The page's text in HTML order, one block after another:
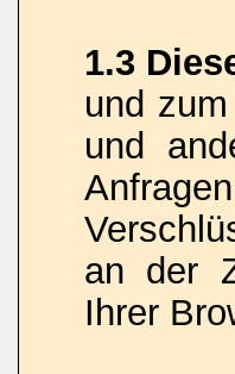
1.3
und
und
an der
Ihrer